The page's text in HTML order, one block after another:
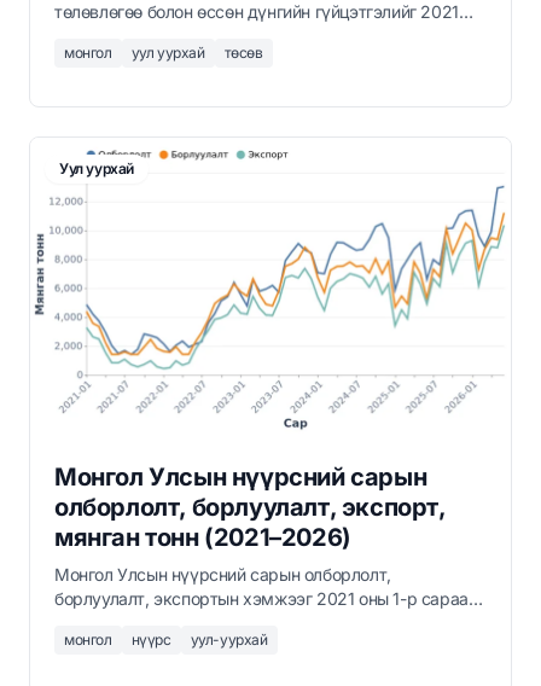
төлөвлөгөө болон өссөн дүнгийн гүйцэтгэлийг 2021
харуулав.
монгол уул уурхай төсөв
Уул уурхай
Монгол Улсын нүүрсний сарын
олборлолт, борлуулалт, экспорт,
мянган тонн (2021–2026)
Монгол Улсын нүүрсний сарын олборлолт,
борлуулалт, экспортын хэмжээг 2021 оны 1-р сараас
монгол нүүрс уул-уурхай